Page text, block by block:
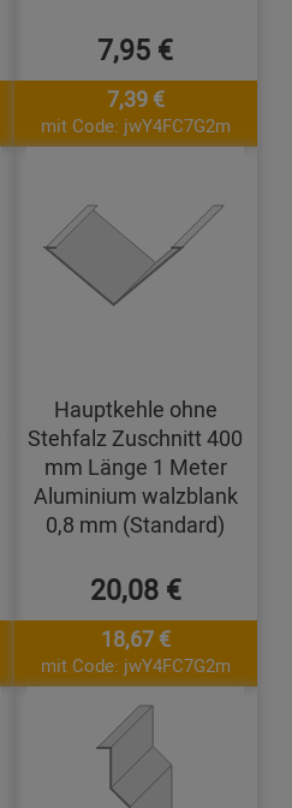
7,95 €
7,39 €
mit Code: jwY4FC7G2m
Hauptkehle ohne
Stehfalz Zuschnitt 400
mm Länge 1 Meter
Aluminium walzblank
0,8 mm (Standard)
20,08 €
18,67 €
mit Code: jwY4FC7G2m